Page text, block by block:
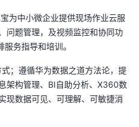
为中小微企业提供现场作业云服
问题管理，及视频监控和协同功
务指导和培训。
；遵循华为数据之道方法论，提
架构管理、BI自助分析、X360数
现数据可见、可理解、可敏捷消